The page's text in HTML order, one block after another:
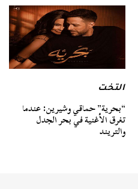
التخت
“بحرية” حماقي وشيرين: عندما
تغرق الأغنية في بحر الجدل
والتريند